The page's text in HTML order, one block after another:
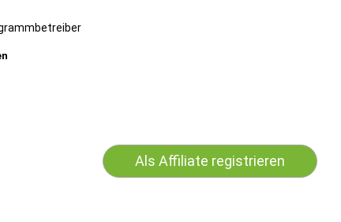
Als Affiliate registrieren